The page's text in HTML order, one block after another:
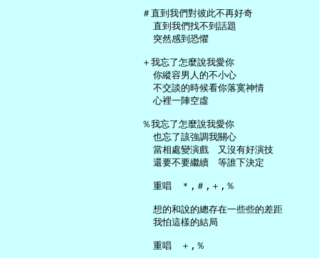
   ＃直到我們對彼此不再好奇
     直到我們找不到話題
     突然感到恐懼
   ＋我忘了怎麼說我愛你
     你縱容男人的不小心
     不交談的時候看你落寞神情
     心裡一陣空虛
   ％我忘了怎麼說我愛你
     也忘了該強調我關心
     當相處變演戲　又沒有好演技
     還要不要繼續　等誰下決定
     重唱　＊,＃,＋,％
     想的和說的總存在一些些的差距
     我怕這樣的結局